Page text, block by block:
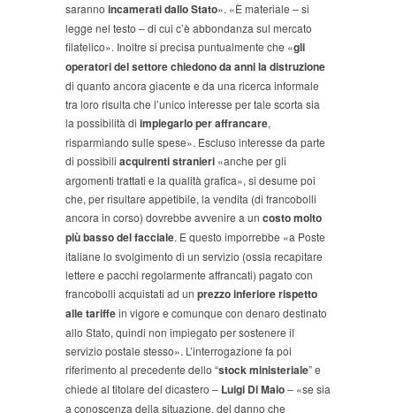
saranno incamerati dallo Stato». «È materiale – si
legge nel testo – di cui c’è abbondanza sul mercato
filatelico». Inoltre si precisa puntualmente che «gli
operatori del settore chiedono da anni la distruzione
di quanto ancora giacente e da una ricerca informale
tra loro risulta che l’unico interesse per tale scorta sia
la possibilità di impiegarlo per affrancare,
risparmiando sulle spese». Escluso interesse da parte
di possibili acquirenti stranieri «anche per gli
argomenti trattati e la qualità grafica», si desume poi
che, per risultare appetibile, la vendita (di francobolli
ancora in corso) dovrebbe avvenire a un costo molto
più basso del facciale. E questo imporrebbe «a Poste
italiane lo svolgimento di un servizio (ossia recapitare
lettere e pacchi regolarmente affrancati) pagato con
francobolli acquistati ad un prezzo inferiore rispetto
alle tariffein vigore e comunque con denaro destinato
allo Stato, quindi non impiegato per sostenere il
servizio postale stesso». L’interrogazione fa poi
riferimento al precedente dello “stock ministeriale” e
chiede al titolare del dicastero – Luigi Di Maio– «se sia
a conoscenza della situazione, del danno che